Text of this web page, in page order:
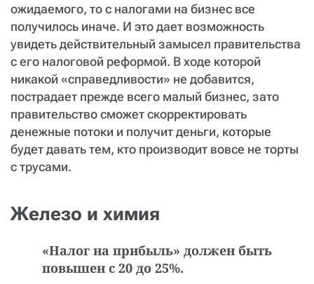
ожидаемого, то с налогами на бизнес все
получилось иначе. И это дает возможность
увидеть действительный замысел правительства
с его налоговой реформой. В ходе которой
никакой «справедливости» не добавится,
пострадает прежде всего малый бизнес, зато
правительство сможет скорректировать
денежные потоки и получит деньги, которые
будет давать тем, кто производит вовсе не торты
с трусами.
Железо и химия
«Налог на прибыль» должен быть
повышен с 20 до 25%.